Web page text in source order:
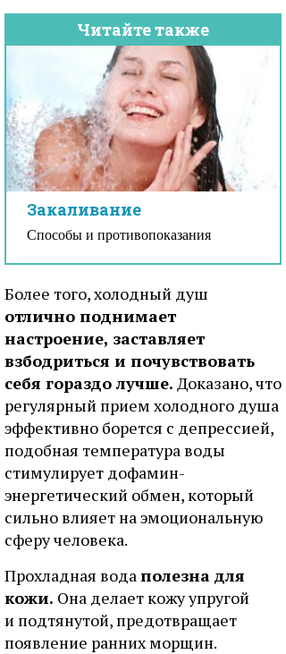
Читайте также
Закаливание
Способы и противопоказания
Более того, холодный душ
отлично поднимает
настроение, заставляет
взбодриться и почувствовать
себя гораздо лучше. Доказано, что
регулярный прием холодного душа
эффективно борется с депрессией,
подобная температура воды
стимулирует дофамин-
энергетический обмен, который
сильно влияет на эмоциональную
сферу человека.
Прохладная вода полезна для
кожи. Она делает кожу упругой
и подтянутой, предотвращает
появление ранних морщин.